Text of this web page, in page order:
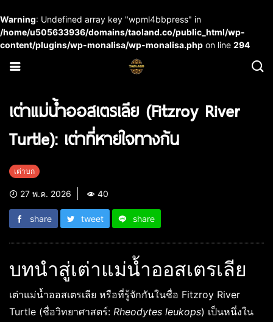
Warning: Undefined array key "wpml4bbpress" in
/home/u505633936/domains/taoland.co/public_html/wp-
content/plugins/wp-monalisa/wp-monalisa.php on line 294
เต่าแม่น้ำออสเตรเลีย (Fitzroy River
Turtle): เต่าที่หายใจทางก้น
เต่าบก
27 พ.ค. 2026 40
share tweet share
บทนำสู่เต่าแม่น้ำออสเตรเลีย
เต่าแม่น้ำออสเตรเลีย หรือที่รู้จักกันในชื่อ Fitzroy River
Turtle (ชื่อวิทยาศาสตร์: Rheodytes leukops) เป็นหนึ่งใน